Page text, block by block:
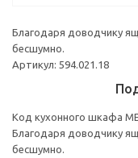
Благодаря доводчику
бесшумно.
Артикул: 594.021.18
Код кухонного шкафа
Благодаря доводчику
бесшумно.